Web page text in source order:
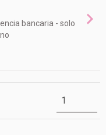
bancaria - solo